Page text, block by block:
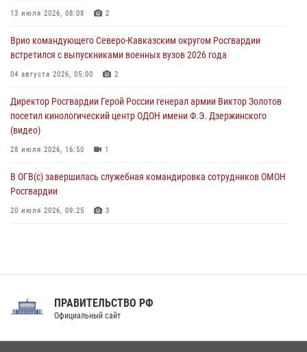
В ЛНР росгвардейцы провели тренировку по единоборствам для
08 августа 2026, 13:00 1
Сотрудники Росгвардии присоединились к утренней разминке у
08 августа 2026, 09:29
13 июля 2026, 08:08 2
Врио командующего Северо-Кавказским округом Росгвардии
встретился с выпускниками военных вузов 2026 года
04 августа 2026, 05:00 2
Директор Росгвардии Герой России генерал армии Виктор Золотов
посетил кинологический центр ОДОН имени Ф.Э. Дзержинского
(видео)
28 июля 2026, 16:50 1
В ОГВ(с) завершилась служебная командировка сотрудников ОМОН
Росгвардии
20 июля 2026, 09:25 3
Праздник «Один день с Росгвардией» к 105-летию Центрального
ПРАВИТЕЛЬСТВО РФ
Официальный сайт